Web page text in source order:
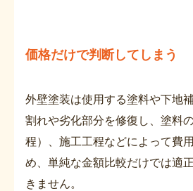
価格だけで判断してしまう
外壁塗装は使用する塗料や下地
割れや劣化部分を修復し、塗料
程）、施工工程などによって費
め、単純な金額比較だけでは適
きません。